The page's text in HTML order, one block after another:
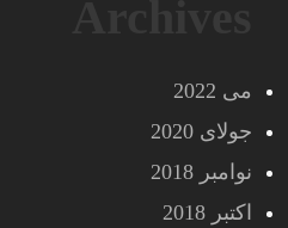
می 2022
جولای 2020
نوامبر 2018
اکتبر 2018